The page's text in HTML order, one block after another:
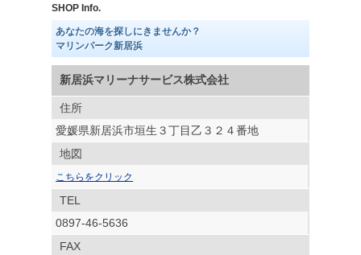
SHOP Info.
あなたの海を探しにきませんか？
マリンパーク新居浜
新居浜マリーナサービス株式会社
住所
愛媛県新居浜市垣生３丁目乙３２４番地
地図
こちらをクリック
TEL
0897-46-5636
FAX